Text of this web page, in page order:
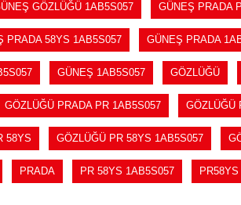
GÖZLÜĞÜ 1AB5S057 GÜNEŞ PRADA
PRADA 58YS 1AB5S057 GÜNEŞ PRADA
GÜNEŞ 1AB5S057 GÖZLÜĞÜ
GÖZLÜĞÜ PRADA PR 1AB5S057 GÖZLÜĞÜ
58YS GÖZLÜĞÜ PR 58YS 1AB5S057
PRADA PR 58YS 1AB5S057